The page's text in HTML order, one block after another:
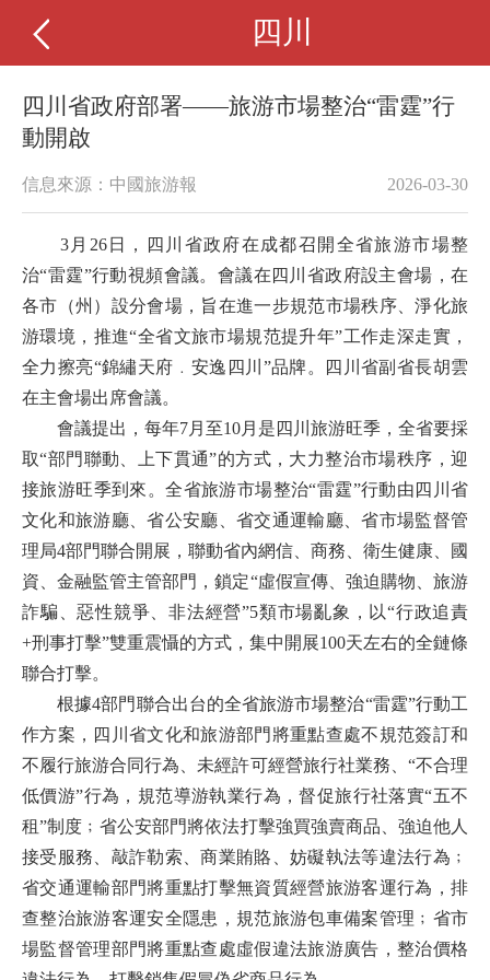
四川
四川省政府部署——旅游市場整治“雷霆”行
動開啟
信息來源：中國旅游報 2026-03-30
3月26日，四川省政府在成都召開全省旅游市場整
治“雷霆”行動視頻會議。會議在四川省政府設主會場，在
各市（州）設分會場，旨在進一步規范市場秩序、淨化旅
游環境，推進“全省文旅市場規范提升年”工作走深走實，
全力擦亮“錦繡天府﹒安逸四川”品牌。四川省副省長胡雲
在主會場出席會議。
會議提出，每年7月至10月是四川旅游旺季，全省要採
取“部門聯動、上下貫通”的方式，大力整治市場秩序，迎
接旅游旺季到來。全省旅游市場整治“雷霆”行動由四川省
文化和旅游廳、省公安廳、省交通運輸廳、省市場監督管
理局4部門聯合開展，聯動省內網信、商務、衛生健康、國
資、金融監管主管部門，鎖定“虛假宣傳、強迫購物、旅游
詐騙、惡性競爭、非法經營”5類市場亂象，以“行政追責
+刑事打擊”雙重震懾的方式，集中開展100天左右的全鏈條
聯合打擊。
根據4部門聯合出台的全省旅游市場整治“雷霆”行動工
作方案，四川省文化和旅游部門將重點查處不規范簽訂和
不履行旅游合同行為、未經許可經營旅行社業務、“不合理
低價游”行為，規范導游執業行為，督促旅行社落實“五不
租”制度﹔省公安部門將依法打擊強買強賣商品、強迫他人
接受服務、敲詐勒索、商業賄賂、妨礙執法等違法行為﹔
省交通運輸部門將重點打擊無資質經營旅游客運行為，排
查整治旅游客運安全隱患，規范旅游包車備案管理﹔省市
場監督管理部門將重點查處虛假違法旅游廣告，整治價格